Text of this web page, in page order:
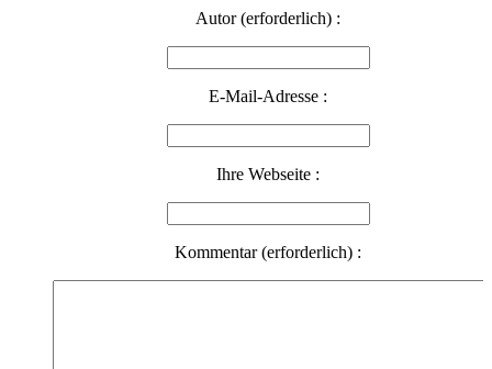
Autor (erforderlich) :
E-Mail-Adresse :
Ihre Webseite :
Kommentar (erforderlich) :